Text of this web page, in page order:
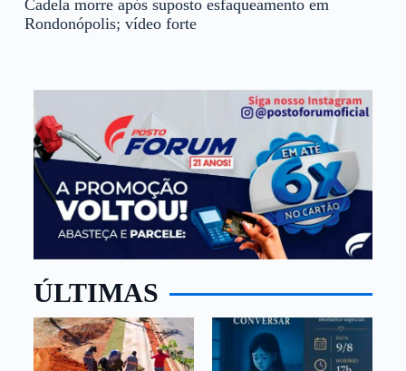
Cadela morre após suposto esfaqueamento em
Rondonópolis; vídeo forte
ÚLTIMAS